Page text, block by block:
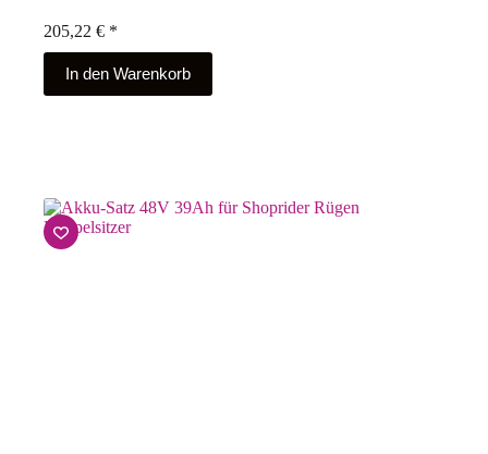
205,22 € *
In den Warenkorb